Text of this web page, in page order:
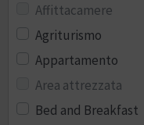
Affittacamere
Agriturismo
Appartamento
Area attrezzata
Bed and Breakfast